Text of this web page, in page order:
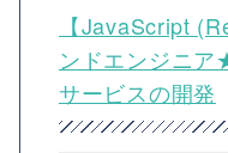
【JavaScript
ンドエンジニ
サービスの開発